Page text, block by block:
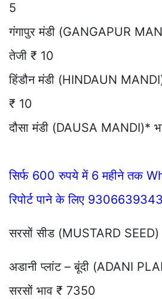
5
गंगापुर मंडी (GANGAPUR
तेजी ₹ 10
हिंडौन मंडी (HINDAUN
₹ 10
दौसा मंडी (DAUSA MANDI)*
सिर्फ 600 रुपये में 6 महीने तक
रिपोर्ट पाने के लिए
सरसों सीड (MUSTARD SEED)
अडानी प्लांट – बूंदी (ADANI
सरसों भाव ₹ 7350